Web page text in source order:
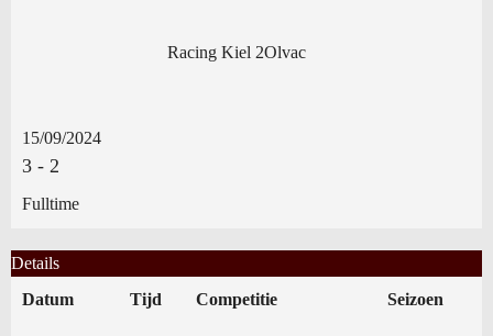
Racing Kiel 2Olvac
15/09/2024
3 - 2
Fulltime
Details
Datum
Tijd Competitie Seizoen